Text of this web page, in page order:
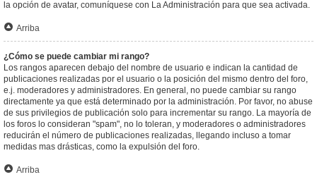
la opción de avatar, comuníquese con La Administración para que sea activada.
Arriba
¿Cómo se puede cambiar mi rango?
Los rangos aparecen debajo del nombre de usuario e indican la cantidad de
publicaciones realizadas por el usuario o la posición del mismo dentro del foro,
e.j. moderadores y administradores. En general, no puede cambiar su rango
directamente ya que está determinado por la administración. Por favor, no abuse
de sus privilegios de publicación solo para incrementar su rango. La mayoría de
los foros lo consideran "spam", no lo toleran, y moderadores o administradores
reducirán el número de publicaciones realizadas, llegando incluso a tomar
medidas mas drásticas, como la expulsión del foro.
Arriba